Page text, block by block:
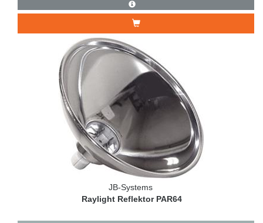
JB-Systems
Raylight Reflektor PAR64